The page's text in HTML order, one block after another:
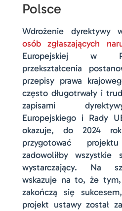
Polsce
Wdrożenie
osób zgłaszających
Europejskiej w
przekształcenia
przepisy prawa
często długotrwały i
zapisami
Europejskiego i Rady
okazuje, do 2024
przygotować
zadowoliłby
wystarczający. Na
wskazuje na to, że
zakończą się
projekt ustawy został